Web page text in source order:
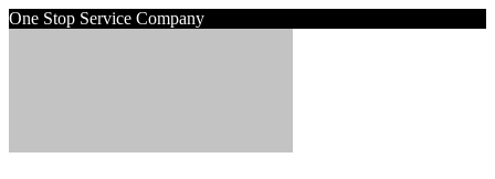
One Stop Service Company